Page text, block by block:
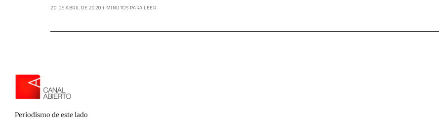
20 DE ABRIL DE 2020 1 MINUTOS PARA LEER
Periodismo de este lado